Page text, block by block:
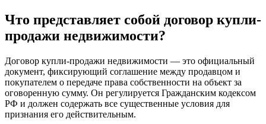
Что представляет собой договор купли-
продажи недвижимости?
Договор купли-продажи недвижимости — это официальный
документ, фиксирующий соглашение между продавцом и
покупателем о передаче права собственности на объект за
оговоренную сумму. Он регулируется Гражданским кодексом
РФ и должен содержать все существенные условия для
признания его действительным.